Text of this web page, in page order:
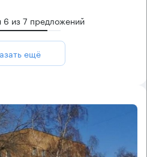
6 из7 предложений
ещё